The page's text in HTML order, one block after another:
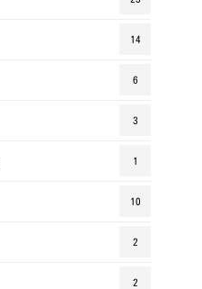
14
6
3
1
10
2
2